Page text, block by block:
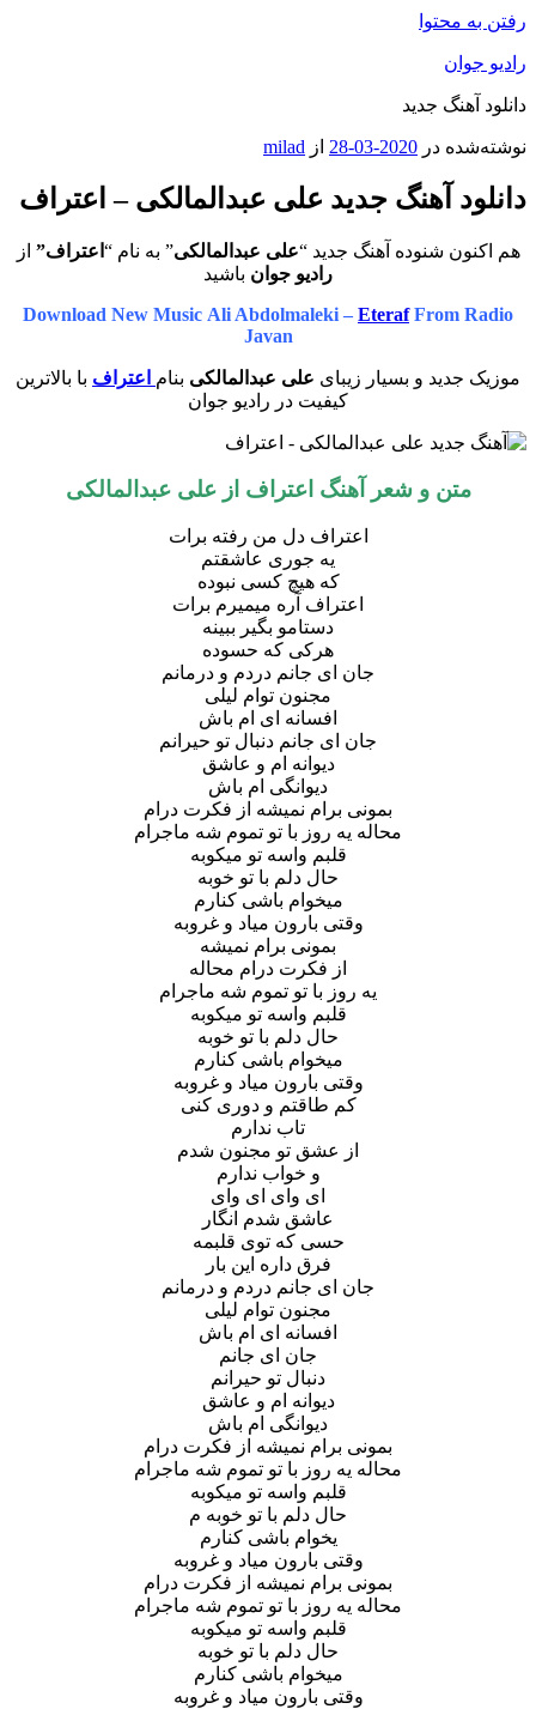
رفتن به محتوا
رادیو جوان
دانلود آهنگ جدید
نوشته‌شده در 2020-03-28 از milad
دانلود آهنگ جدید علی عبدالمالکی – اعتراف
هم اکنون شنوده آهنگ جدید “علی عبدالمالکی” به نام “ اعتراف” از
رادیو جوان باشید
Download New Music Ali Abdolmaleki – EterafFrom Radio
Javan
موزیک جدید و بسیار زیبای علی عبدالمالکی بنام اعتراف با بالاترین
کیفیت در رادیو جوان
متن و شعر آهنگ اعتراف از علی عبدالمالکی
اعتراف دل من رفته برات
یه جوری عاشقتم
که هیچ کسی نبوده
اعتراف آره میمیرم برات
دستامو بگیر ببینه
هرکی که حسوده
جان ای جانم دردم و درمانم
مجنون توام لیلی
افسانه ای ام باش
جان ای جانم دنبال تو حیرانم
دیوانه ام و عاشق
دیوانگی ام باش
بمونی برام نمیشه از فکرت درام
محاله یه روز با تو تموم شه ماجرام
قلبم واسه تو میکوبه
حال دلم با تو خوبه
میخوام باشی کنارم
وقتی بارون میاد و غروبه
بمونی برام نمیشه
از فکرت درام محاله
یه روز با تو تموم شه ماجرام
قلبم واسه تو میکوبه
حال دلم با تو خوبه
میخوام باشی کنارم
وقتی بارون میاد و غروبه
کم طاقتم و دوری کنی
تاب ندارم
از عشق تو مجنون شدم
و خواب ندارم
ای وای ای وای
عاشق شدم انگار
حسی که توی قلبمه
فرق داره این بار
جان ای جانم دردم و درمانم
مجنون توام لیلی
افسانه ای ام باش
جان ای جانم
دنبال تو حیرانم
دیوانه ام و عاشق
دیوانگی ام باش
بمونی برام نمیشه از فکرت درام
محاله یه روز با تو تموم شه ماجرام
قلبم واسه تو میکوبه
حال دلم با تو خوبه م
یخوام باشی کنارم
وقتی بارون میاد و غروبه
بمونی برام نمیشه از فکرت درام
محاله یه روز با تو تموم شه ماجرام
قلبم واسه تو میکوبه
حال دلم با تو خوبه
میخوام باشی کنارم
وقتی بارون میاد و غروبه